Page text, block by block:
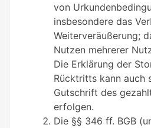
von
insbesondere das
Weiterveräußerung;
Nutzen mehrerer
Die Erklärung der
Rücktritts kann auch
Gutschrift des
erfolgen.
Die §§ 346 ff. BGB